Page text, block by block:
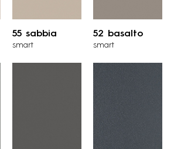
55 sabbia
smart
52 basalto
smart